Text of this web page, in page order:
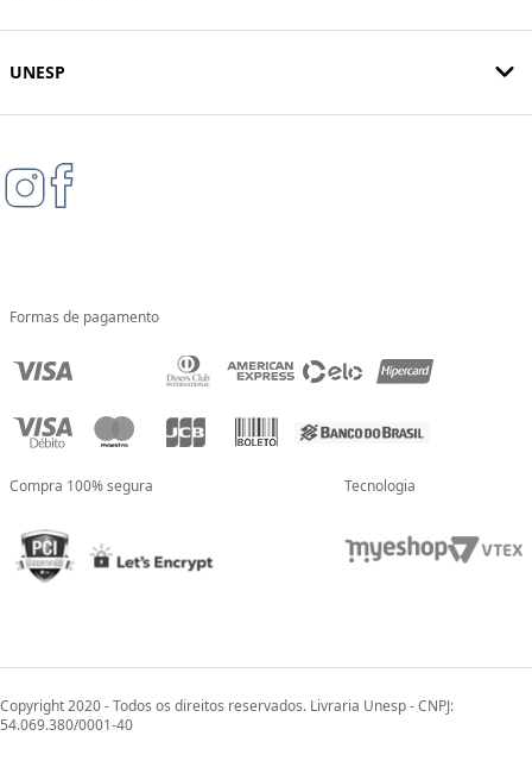
UNESP
Formas de pagamento
Compra 100% segura Tecnologia
Copyright 2020 - Todos os direitos reservados. Livraria Unesp - CNPJ:
54.069.380/0001-40